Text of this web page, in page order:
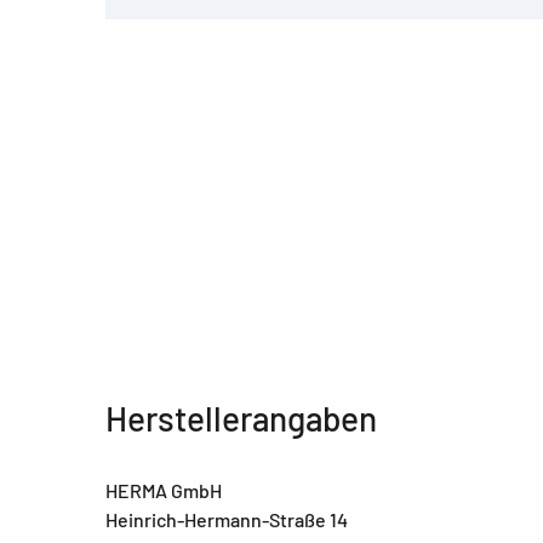
Herstellerangaben
HERMA GmbH
Heinrich-Hermann-Straße 14